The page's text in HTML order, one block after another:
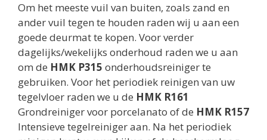
Om het meeste vuil van buiten, zoals zand en
ander vuil tegen te houden raden wij u aan een
goede deurmat te kopen. Voor verder
dagelijks/wekelijks onderhoud raden we u aan
om de HMK P315 onderhoudsreiniger te
gebruiken. Voor het periodiek reinigen van uw
tegelvloer raden we u de HMK R161
Grondreiniger voor porcelanato of de HMK R157
Intensieve tegelreiniger aan. Na het periodiek